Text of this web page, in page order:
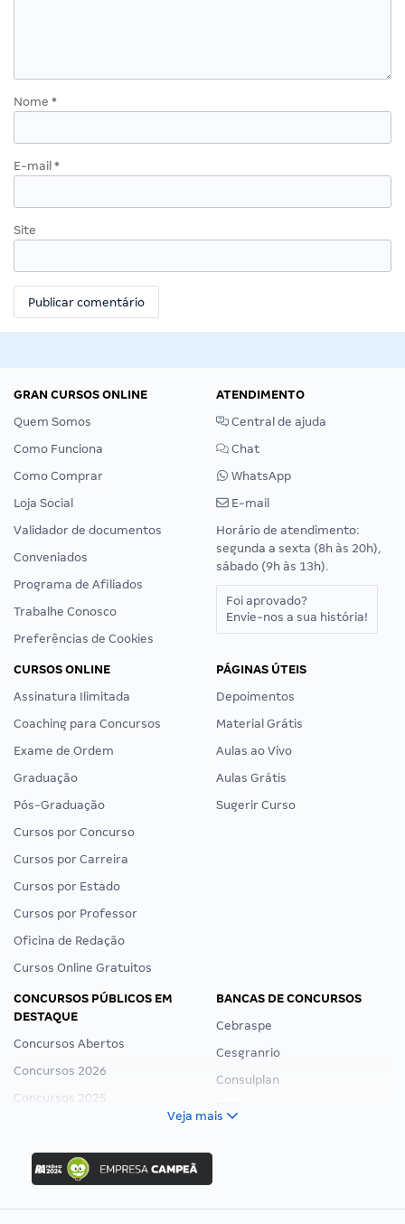
Nome *
E-mail *
Site
GRAN CURSOS ONLINE
Quem Somos
Como Funciona
Como Comprar
Loja Social
Validador de documentos
Conveniados
Programa de Afiliados
Trabalhe Conosco
Preferências de Cookies
ATENDIMENTO
Central de ajuda
Chat
WhatsApp
E-mail
Horário de atendimento:
segunda a sexta (8h às 20h),
sábado (9h às 13h).
Foi aprovado?
Envie-nos a sua história!
CURSOS ONLINE
Assinatura Ilimitada
Coaching para Concursos
Exame de Ordem
Graduação
Pós-Graduação
Cursos por Concurso
Cursos por Carreira
Cursos por Estado
Cursos por Professor
Oficina de Redação
Cursos Online Gratuitos
PÁGINAS ÚTEIS
Depoimentos
Material Grátis
Aulas ao Vivo
Aulas Grátis
Sugerir Curso
CONCURSOS PÚBLICOS EM
DESTAQUE
Concursos Abertos
Concursos 2026
Concursos 2025
Concurso Ibama
Concurso MPU
Editais publicados
BANCAS DE CONCURSOS
Cebraspe
Cesgranrio
Consulplan
Veja mais